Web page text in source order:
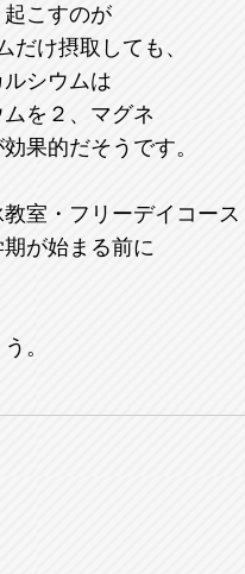
こすのが
だけ摂取しても、
シウムは
を２、マグネ
果的だそうです。
室・フリーデイコース
が始まる前に
。